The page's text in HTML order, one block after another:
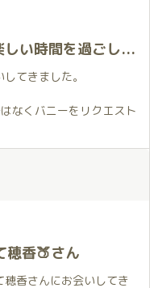
、可愛さに磨きがかか
いと気持ちいいが交互
サージの効果でいつも
過ごしました✨
電車では気絶してまし
こでも100万回超再生
すが、本当に気さく
女性です💕
伺うことをお勧めいた
穂香さんと忘れられないほど楽しい時間を過ごしてきました
てきました。
なくバニーをリクエスト
知っている感じでいま
感触が良く温かいのが
てで新鮮な感じがあっ
のように私服以外も試
香さんがこれまでより
穂香🍑さん
香さんにお会いしてき